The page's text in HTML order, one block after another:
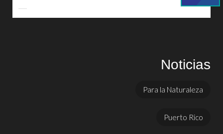
Noticias
Para la Naturaleza
Puerto Rico